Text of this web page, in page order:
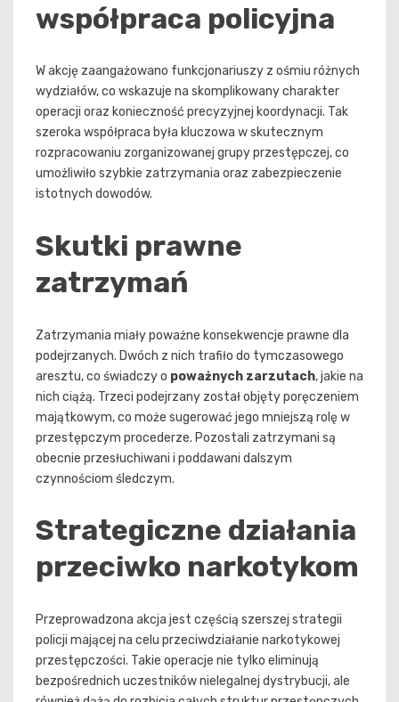
współpraca policyjna
W akcję zaangażowano funkcjonariuszy z ośmiu różnych
wydziałów, co wskazuje na skomplikowany charakter
operacji oraz konieczność precyzyjnej koordynacji. Tak
szeroka współpraca była kluczowa w skutecznym
rozpracowaniu zorganizowanej grupy przestępczej, co
umożliwiło szybkie zatrzymania oraz zabezpieczenie
istotnych dowodów.
Skutki prawne
zatrzymań
Zatrzymania miały poważne konsekwencje prawne dla
podejrzanych. Dwóch z nich trafiło do tymczasowego
aresztu, co świadczy o poważnych zarzutach, jakie na
nich ciążą. Trzeci podejrzany został objęty poręczeniem
majątkowym, co może sugerować jego mniejszą rolę w
przestępczym procederze. Pozostali zatrzymani są
obecnie przesłuchiwani i poddawani dalszym
czynnościom śledczym.
Strategiczne działania
przeciwko narkotykom
Przeprowadzona akcja jest częścią szerszej strategii
policji mającej na celu przeciwdziałanie narkotykowej
przestępczości. Takie operacje nie tylko eliminują
bezpośrednich uczestników nielegalnej dystrybucji, ale